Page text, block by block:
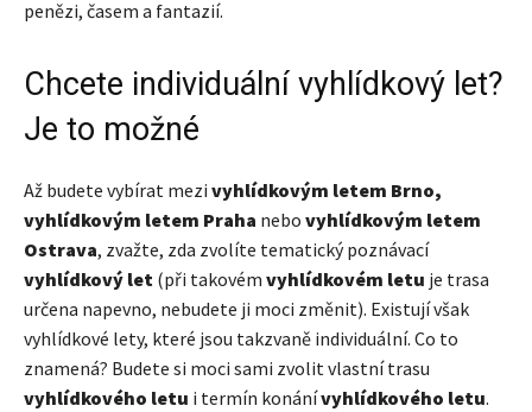
penězi, časem a fantazií.
Chcete individuální vyhlídkový let?
Je to možné
Až budete vybírat mezi vyhlídkovým letem Brno,
vyhlídkovým letem Praha nebo vyhlídkovým letem
Ostrava, zvažte, zda zvolíte tematický poznávací
vyhlídkový let (při takovém vyhlídkovém letu je trasa
určena napevno, nebudete ji moci změnit). Existují však
vyhlídkové lety, které jsou takzvaně individuální. Co to
znamená? Budete si moci sami zvolit vlastní trasu
vyhlídkového letu i termín konánívyhlídkového letu.